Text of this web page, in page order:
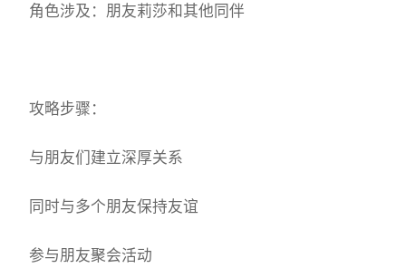
角色涉及：朋友莉莎和其他同伴
攻略步骤：
与朋友们建立深厚关系
同时与多个朋友保持友谊
参与朋友聚会活动